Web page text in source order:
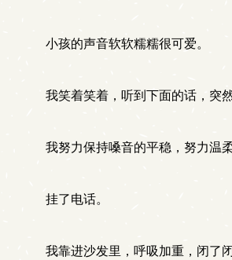
小孩的声音软软糯糯很可爱。
我笑着笑着，听到下面的话，突然
我努力保持嗓音的平稳，努力温
挂了电话。
我靠进沙发里，呼吸加重，闭了